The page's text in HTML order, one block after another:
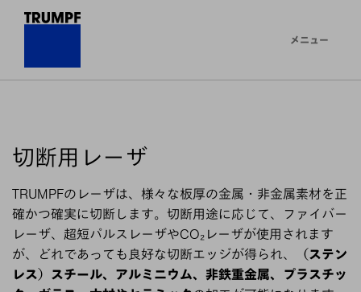
メニュー
切断用レーザ
TRUMPFのレーザは、様々な板厚の金属・非金属素材を正
確かつ確実に切断します。切断用途に応じて、ファイバー
レーザ、超短パルスレーザやCO₂レーザが使用されます
が、どれであっても良好な切断エッジが得られ、
（ステン
レス）スチール、アルミニウム、非鉄重金属、プラスチッ